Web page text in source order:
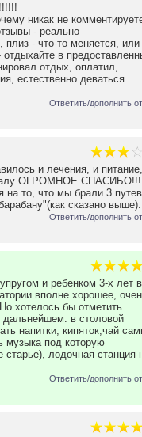
никак не
- реально
плиз - что-то меняется, или
в
отдых, оплатил,
естественно деваться
Ответить/дополнить
и лечения, и
ОГРОМНОЕ
на то, что мы брали 3
сказано
Ответить/дополнить
и ребенком 3-х лет в
вполне хорошее,
хотелось бы отметить
дальнейшем: в столовой
напитки, кипяток,чай
музыка под которую
старье), лодочная станция
Ответить/дополнить